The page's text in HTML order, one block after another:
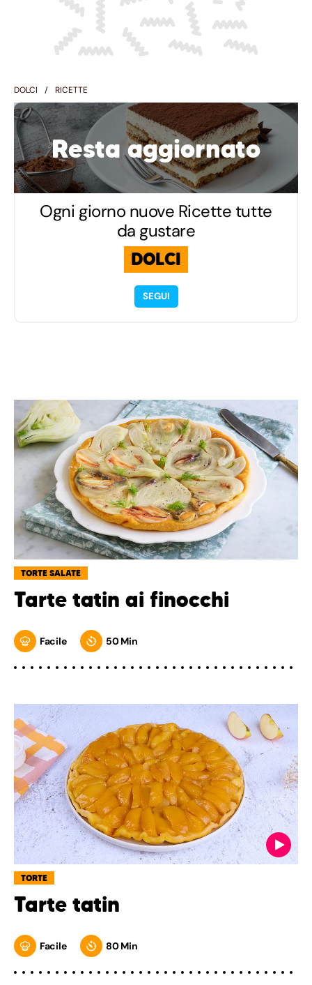
DOLCI RICETTE
Resta aggiornato
Ogni giorno nuove Ricette tutte
da gustare
DOLCI
SEGUI
TORTE SALATE
Tarte tatin ai finocchi
Facile 50 Min
TORTE
Tarte tatin
Facile 80 Min